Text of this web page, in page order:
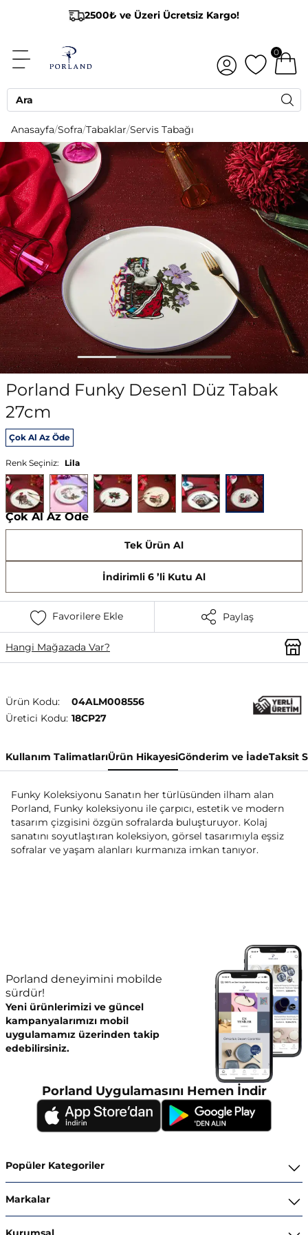
2500₺ ve Üzeri Ücretsiz Kargo!
0
Anasayfa/Sofra/Tabaklar/Servis Tabağı
Porland Funky Desen1 Düz Tabak
27cm
Çok Al Az Öde
Çok Al Az Öde
Tek Ürün Al
İndirimli 6 ’li Kutu Al
Renk Seçiniz: Lila
Favorilere Ekle Paylaş
Hangi Mağazada Var?
Ürün Kodu:
04ALM008556
Üretici Kodu: 18CP27
Kullanım TalimatlarıÜrün HikayesiGönderim ve İadeTaksit
Funky Koleksiyonu Sanatın her türlüsünden ilham alan
Porland, Funky koleksiyonu ile çarpıcı, estetik ve modern
tasarım çizgisini özgün sofralarda buluşturuyor. Kolaj
sanatını soyutlaştıran koleksiyon, görsel tasarımıyla eşsiz
sofralar ve yaşam alanları kurmanıza imkan tanıyor.
Porland deneyimini mobilde
sürdür!
Yeni ürünlerimizi ve güncel
kampanyalarımızı mobil
uygulamamız üzerinden takip
edebilirsiniz.
Porland Uygulamasını Hemen İndir
Popüler Kategoriler
Kahvaltı ve İkram Takımları
Markalar